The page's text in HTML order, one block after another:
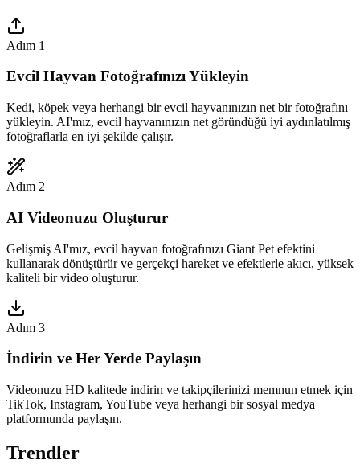
Adım 1
Evcil Hayvan Fotoğrafınızı Yükleyin
Kedi, köpek veya herhangi bir evcil hayvanınızın net bir fotoğrafını
yükleyin. AI'mız, evcil hayvanınızın net göründüğü iyi aydınlatılmış
fotoğraflarla en iyi şekilde çalışır.
Adım 2
AI Videonuzu Oluşturur
Gelişmiş AI'mız, evcil hayvan fotoğrafınızı Giant Pet efektini
kullanarak dönüştürür ve gerçekçi hareket ve efektlerle akıcı, yüksek
kaliteli bir video oluşturur.
Adım 3
İndirin ve Her Yerde Paylaşın
Videonuzu HD kalitede indirin ve takipçilerinizi memnun etmek için
TikTok, Instagram, YouTube veya herhangi bir sosyal medya
platformunda paylaşın.
Trendler